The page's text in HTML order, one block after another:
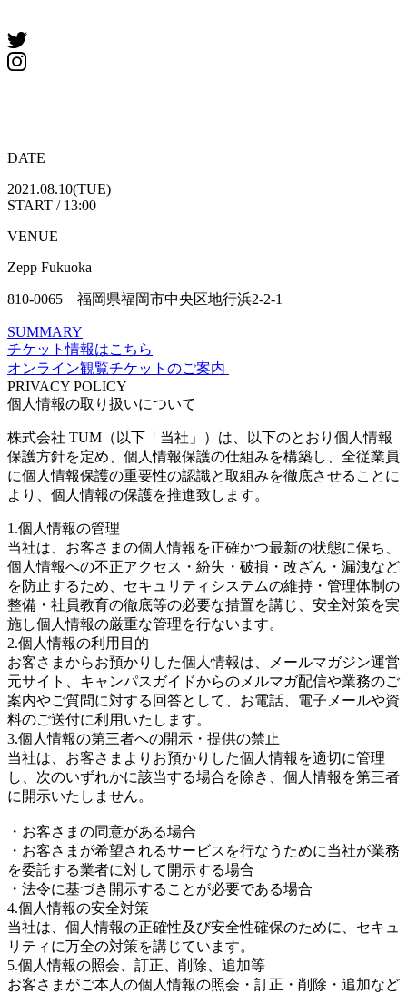
DATE
2021.08.10(TUE)
START / 13:00
VENUE
Zepp Fukuoka
810-0065 福岡県福岡市中央区地行浜2-2-1
SUMMARY
チケット情報はこちら
オンライン観覧チケットのご案内
PRIVACY POLICY
個人情報の取り扱いについて
株式会社 TUM（以下「当社」）は、以下のとおり個人情報
保護方針を定め、個人情報保護の仕組みを構築し、全従業員
に個人情報保護の重要性の認識と取組みを徹底させることに
より、個人情報の保護を推進致します。
1.個人情報の管理
当社は、お客さまの個人情報を正確かつ最新の状態に保ち、
個人情報への不正アクセス・紛失・破損・改ざん・漏洩など
を防止するため、セキュリティシステムの維持・管理体制の
整備・社員教育の徹底等の必要な措置を講じ、安全対策を実
施し個人情報の厳重な管理を行ないます。
2.個人情報の利用目的
お客さまからお預かりした個人情報は、メールマガジン運営
元サイト、キャンパスガイドからのメルマガ配信や業務のご
案内やご質問に対する回答として、お電話、電子メールや資
料のご送付に利用いたします。
3.個人情報の第三者への開示・提供の禁止
当社は、お客さまよりお預かりした個人情報を適切に管理
し、次のいずれかに該当する場合を除き、個人情報を第三者
に開示いたしません。
・お客さまの同意がある場合
・お客さまが希望されるサービスを行なうために当社が業務
を委託する業者に対して開示する場合
・法令に基づき開示することが必要である場合
4.個人情報の安全対策
当社は、個人情報の正確性及び安全性確保のために、セキュ
リティに万全の対策を講じています。
5.個人情報の照会、訂正、削除、追加等
お客さまがご本人の個人情報の照会・訂正・削除・追加など